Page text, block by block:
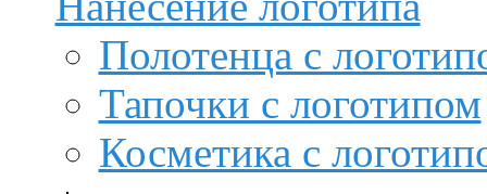
Полотенца с
Тапочки с логотипом
Косметика с